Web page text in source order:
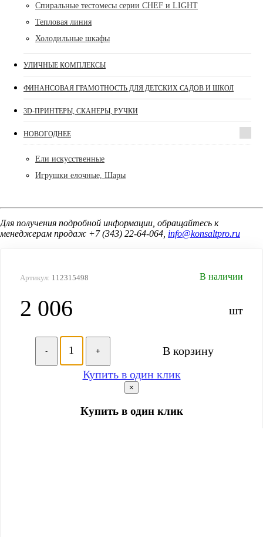
Спиральные тестомесы серии CHEF и LIGHT
Тепловая линия
Холодильные шкафы
УЛИЧНЫЕ КОМПЛЕКСЫ
ФИНАНСОВАЯ ГРАМОТНОСТЬ ДЛЯ ДЕТСКИХ САДОВ И ШКОЛ
3D-ПРИНТЕРЫ, СКАНЕРЫ, РУЧКИ
НОВОГОДНЕЕ
Ели искусственные
Игрушки елочные, Шары
Для получения подробной информации, обращайтесь к
менеджерам продаж +7 (343) 22-64-064, info@konsaltpro.ru
Артикул: 112315498 В наличии
2 006 шт
- +
В корзину
Купить в один клик
×
Купить в один клик